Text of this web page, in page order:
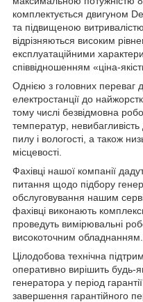
комплектується двигуном
та підвищеною
відрізняються високим
експлуатаційними
співвідношенням «ціна-
Однією з головних переваг
електростанції до
тому числі безвідмовна
температур,
пилу і вологості, а також
місцевості.
Фахівці нашої компанії
питання щодо підбору
обслуговування нашим
фахівці виконають
проведуть вимірювальні
високоточним обладнанням.
Цілодобова технічна
оперативно вирішить будь-
генератора у період
завершення гарантійного